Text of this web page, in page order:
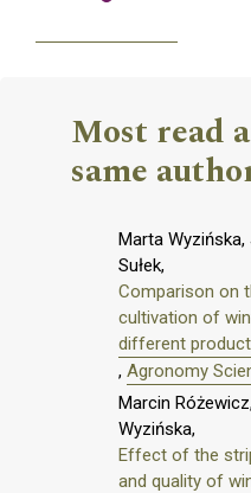
Most read
same
Marta
Sułek,
Comparison on
cultivation of
different
, Agronomy
Marcin
Wyzińska,
Effect of the
and quality of